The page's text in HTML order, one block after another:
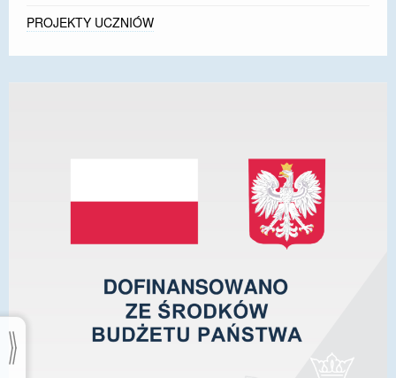
PROJEKTY UCZNIÓW